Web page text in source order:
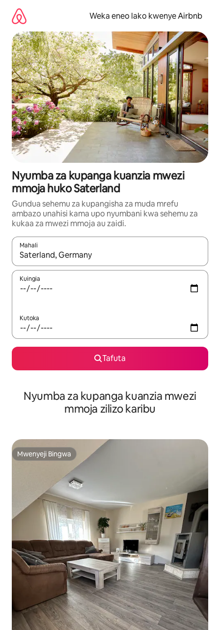
kwenda
kwenye
maudhui
Weka eneo lako kwenye Airbnb
Nyumba za kupanga kuanzia mwezi
mmoja huko Saterland
Gundua sehemu za kupangisha za muda mrefu
ambazo unahisi kama upo nyumbani kwa sehemu za
kukaa za mwezi mmoja au zaidi.
Mahali
Wakati matokeo yanapatikana, vinjari kwa kutumia vitufe vya
Kuingia
Kutoka
Tafuta
Nyumba za kupanga kuanzia mwezi
mmoja zilizo karibu
Mwenyeji Bingwa
Mwenyeji Bingwa